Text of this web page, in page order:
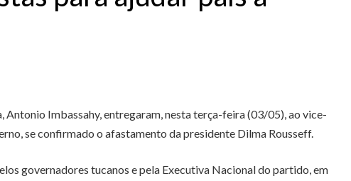
Antonio Imbassahy, entregaram, nesta terça-feira (03/05), ao vice-
se confirmado o afastamento da presidente Dilma Rousseff.
governadores tucanos e pela Executiva Nacional do partido, em